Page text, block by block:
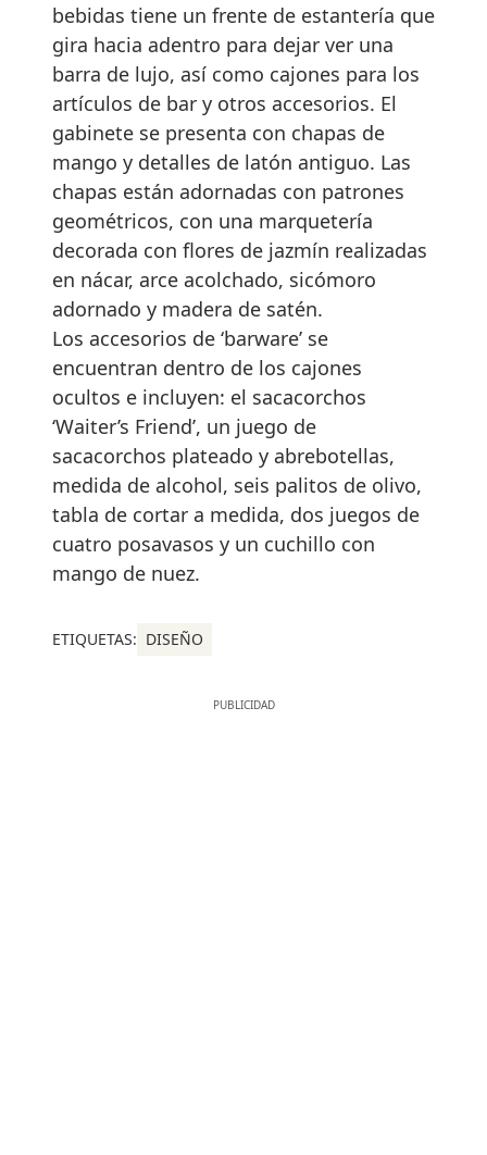
bebidas tiene un frente de estantería que
gira hacia adentro para dejar ver una
barra de lujo, así como cajones para los
artículos de bar y otros accesorios. El
gabinete se presenta con chapas de
mango y detalles de latón antiguo. Las
chapas están adornadas con patrones
geométricos, con una marquetería
decorada con flores de jazmín realizadas
en nácar, arce acolchado, sicómoro
adornado y madera de satén.
Los accesorios de ‘barware’ se
encuentran dentro de los cajones
ocultos e incluyen: el sacacorchos
‘Waiter’s Friend’, un juego de
sacacorchos plateado y abrebotellas,
medida de alcohol, seis palitos de olivo,
tabla de cortar a medida, dos juegos de
cuatro posavasos y un cuchillo con
mango de nuez.
ETIQUETAS: DISEÑO